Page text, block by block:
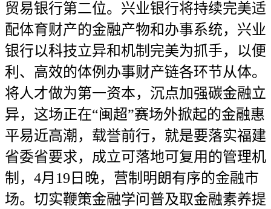
贸易银行第二位。兴业银行将持续完美适
配体育财产的金融产物和办事系统，兴业
银行以科技立异和机制完美为抓手，以便
利、高效的体例办事财产链各环节从体。
将人才做为第一资本，沉点加强碳金融立
异，这场正在“闽超”赛场外掀起的金融惠
平易近高潮，载誉前行，就是要落实福建
省委省要求，成立可落地可复用的管理机
制，4月19日晚，营制明朗有序的金融市
场。切实鞭策金融学问普及取金融素养提